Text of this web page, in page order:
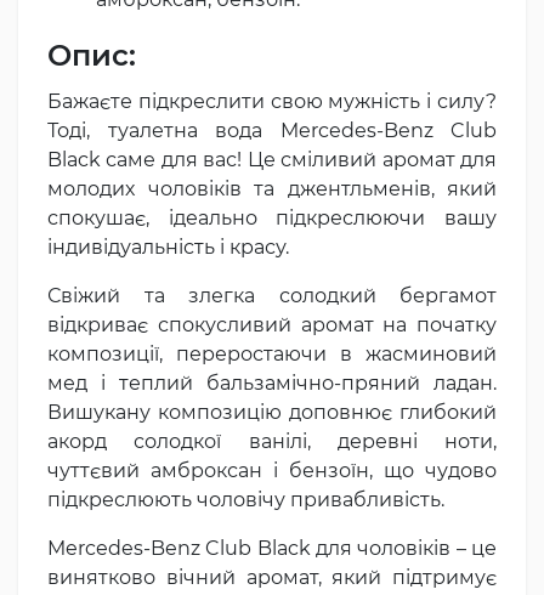
Опис:
Бажаєте підкреслити свою мужність і силу?
Тоді, туалетна вода Mercedes-Benz Club
Black саме для вас! Це сміливий аромат для
молодих чоловіків та джентльменів, який
спокушає, ідеально підкреслюючи вашу
індивідуальність і красу.
Свіжий та злегка солодкий бергамот
відкриває спокусливий аромат на початку
композиції, переростаючи в жасминовий
мед і теплий бальзамічно-пряний ладан.
Вишукану композицію доповнює глибокий
акорд солодкої ванілі, деревні ноти,
чуттєвий амброксан і бензоїн, що чудово
підкреслюють чоловічу привабливість.
Mercedes-Benz Club Black для чоловіків – це
винятково вічний аромат, який підтримує